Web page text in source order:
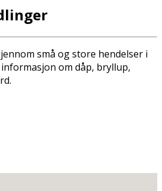
små og store hendelser i
om dåp, bryllup,